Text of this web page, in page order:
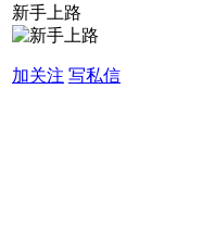
新手上路
加关注 写私信